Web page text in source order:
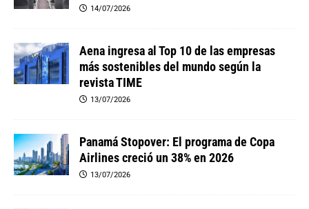
14/07/2026
Aena ingresa al Top 10 de las empresas
más sostenibles del mundo según la
revista TIME
13/07/2026
Panamá Stopover: El programa de Copa
Airlines creció un 38% en 2026
13/07/2026